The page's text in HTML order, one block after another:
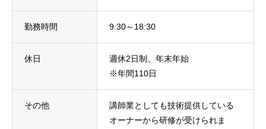
勤務時間 9:30～18:30
休日
週休2日制、年末年始
※年間110日
その他
講師業としても技術提供している
オーナーから研修が受けられま